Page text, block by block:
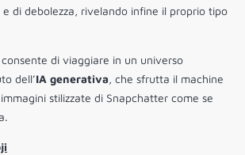
di debolezza, rivelando infine il proprio tipo
di viaggiare in un universo
dell’IA generativa, che sfrutta il machine
stilizzate di Snapchatter come se